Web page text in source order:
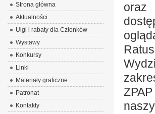
oraz
Strona główna
Aktualności
Ulgi i rabaty dla Członków
Wystawy
Konkursy
Linki
Materiały graficzne
Patronat
Kontakty